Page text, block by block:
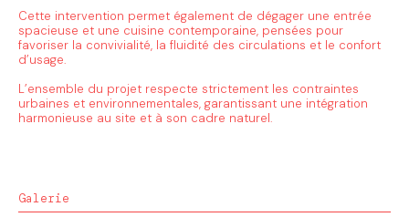
Cette intervention permet également de dégager une entrée
spacieuse et une cuisine contemporaine, pensées pour
favoriser la convivialité, la fluidité des circulations et le confort
d’usage.
L’ensemble du projet respecte strictement les contraintes
urbaines et environnementales, garantissant une intégration
harmonieuse au site et à son cadre naturel.
Galerie